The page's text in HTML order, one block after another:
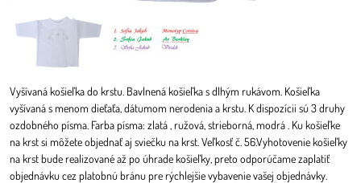
Vyšívaná košieľka do krstu. Bavlnená košieľka s dlhým rukávom. Košieľka
vyšívaná s menom dieťaťa, dátumom nerodenia a krstu. K dispozícii sú 3 druhy
ozdobného písma. Farba písma: zlatá , ružová, strieborná, modrá . Ku košieľke
na krst si môžete objednať aj sviečku na krst. Veľkosť č. 56.Vyhotovenie košieľky
na krst bude realizované až po úhrade košieľky, preto odporúčame zaplatiť
objednávku cez platobnú bránu pre rýchlejšie vybavenie vašej objednávky.